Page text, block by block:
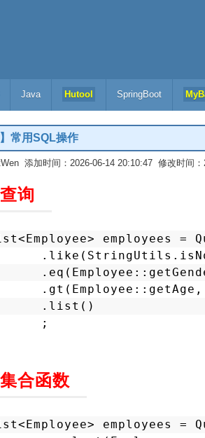
Java Hutool SpringBoot
常用SQL操作
添加时间：2026-06-14 20:10:47 修改时间
询
employees =
.gt(Employee::getAge,
.list()
;
合函数
employees =